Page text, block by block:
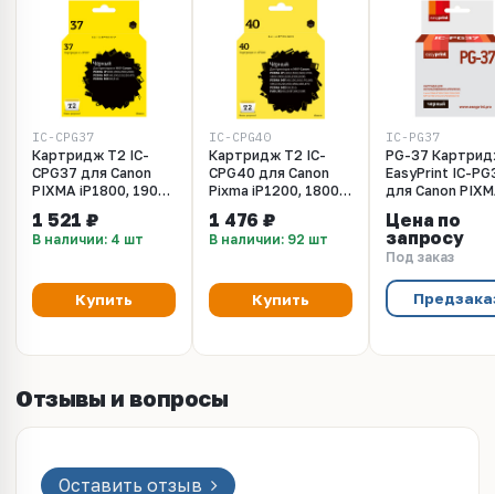
IC-CPG37
Картридж T2 IC-
CPG37 для Canon
PIXMA iP1800, 1900,
190, 210, 220, 470,
MX300, 310, черный
1 521 ₽
В наличии: 4 шт
Купить
IC-CPG40
Картридж T2 IC-
CPG40 для Canon
Pixma iP1200, 1800,
2600, MP140, 210,
450, 470, MX300,
1 476 ₽
В наличии: 92 шт
Купить
IC-PG37
PG-37
EasyPrint IC-
для Canon
MP140, 210,
470, MX300,
черный
Цена по
запросу
Под заказ
Отзывы и вопросы
Оставить отзыв